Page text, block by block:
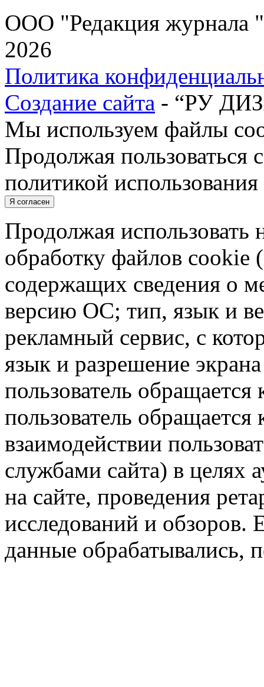
ООО "Редакция журнала
2026
Политика
Создание сайта - “РУ
Мы используем файлы
Продолжая пользоваться
политикой
Я согласен
Продолжая использовать
обработку файлов cookie
содержащих сведения о
версию ОС; тип, язык и
рекламный сервис, с
язык и разрешение
пользователь обращается
пользователь обращается
взаимодействии
службами сайта) в целях
на сайте, проведения
исследований и обзоров.
данные обрабатывались,